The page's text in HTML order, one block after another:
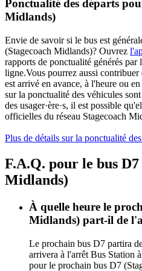
Ponctualité des départs
Midlands)
Envie de savoir si le bus est
(Stagecoach Midlands)? Ouvrez
rapports de ponctualité générés par
ligne.Vous pourrez aussi
est arrivé en avance, à l'heure ou
sur la ponctualité des véhicules
des usager·ère·s, il est possible
officielles du réseau Stagecoach
Plus de détails sur la ponctualité
F.A.Q. pour le bus D7
Midlands)
À quelle heure le
Midlands) part-il de
Le prochain bus D7 partira
arrivera à l'arrêt Bus Station
pour le prochain bus D7